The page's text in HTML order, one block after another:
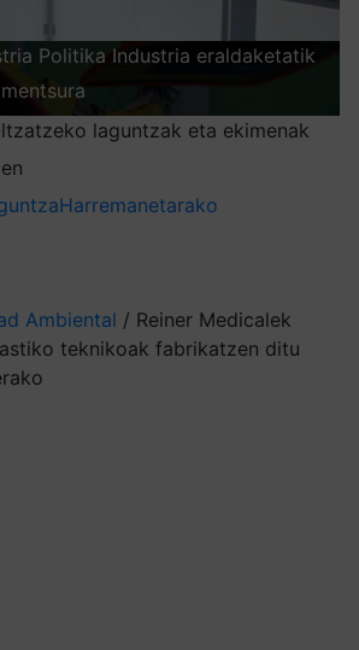
Politika Industria eraldaketatik
laguntzak eta ekimenak
Harremanetarako
Ambiental / Reiner Medicalek
teknikoak fabrikatzen ditu